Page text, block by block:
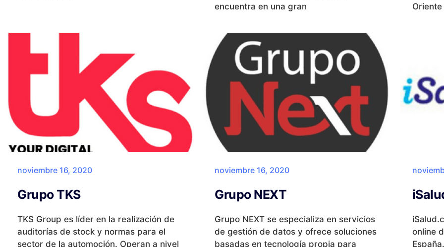
encuentra en una gran
noviembre 16, 2020
Grupo TKS
TKS Group es líder en la realización de
auditorías de stock y normas para el
sector de la automoción. Operan a nivel
noviembre 16, 2020
Grupo NEXT
Grupo NEXT se especializa en servicios
de gestión de datos y ofrece soluciones
basadas en tecnología propia para
online
España.